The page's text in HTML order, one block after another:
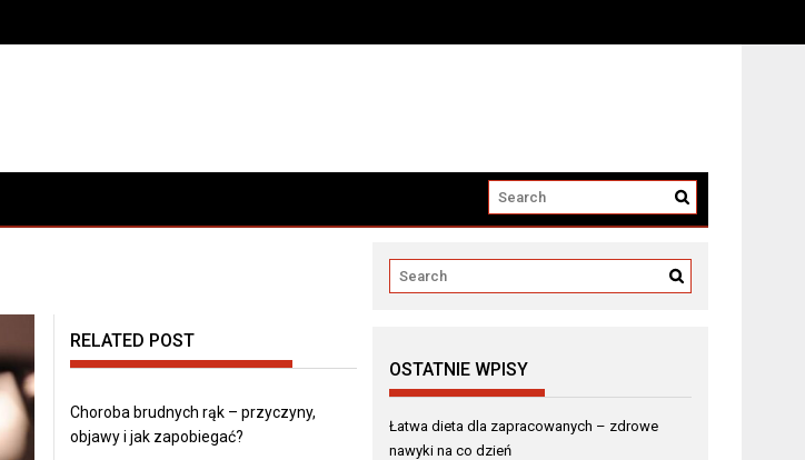
RELATED POST
Choroba brudnych rąk – przyczyny,
objawy i jak zapobiegać?
OSTATNIE WPISY
Łatwa dieta dla zapracowanych – zdrowe
nawyki na co dzień